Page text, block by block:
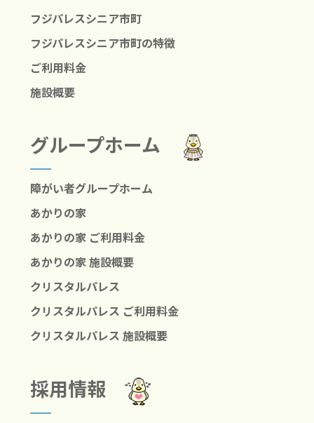
フジパレスシニア市町
フジパレスシニア市町の特徴
ご利用料金
施設概要
グループホーム
障がい者グループホーム
あかりの家
あかりの家 ご利用料金
あかりの家 施設概要
クリスタルパレス
クリスタルパレス ご利用料金
クリスタルパレス 施設概要
採用情報